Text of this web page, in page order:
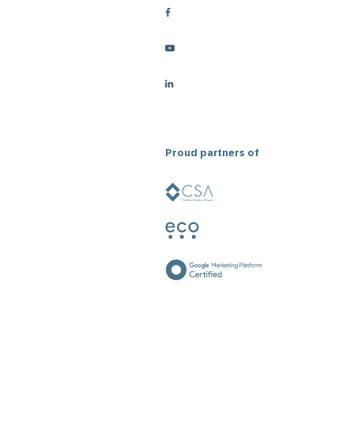
Proud partners of